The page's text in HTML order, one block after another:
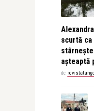
scurtă
așteaptă
de